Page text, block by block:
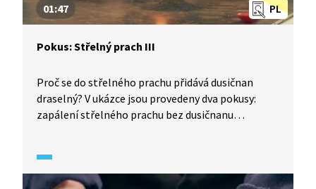
PL
01:47
Pokus: Střelný prach III
Proč se do střelného prachu přidává dusičnan
draselný? V ukázce jsou provedeny dva pokusy:
zapálení střelného prachu bez dusičnanu